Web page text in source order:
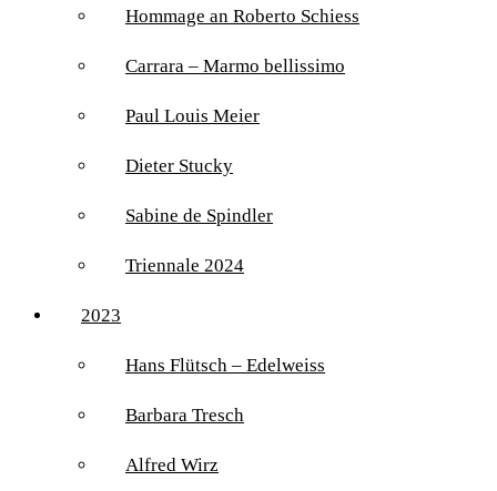
Hommage an Roberto Schiess
Carrara – Marmo bellissimo
Paul Louis Meier
Dieter Stucky
Sabine de Spindler
Triennale 2024
2023
Hans Flütsch – Edelweiss
Barbara Tresch
Alfred Wirz